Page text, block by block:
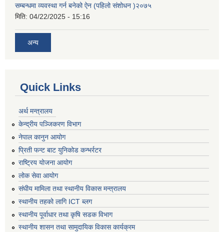
सम्बन्धमा व्यवस्था गर्न बनेको ऐन (पहिलो संशोधन )२०७५
मिति: 04/22/2025 - 15:16
अन्य
Quick Links
अर्थ मन्त्रालय
केन्द्रीय पञ्जिकरण विभाग
नेपाल कानुन आयोग
प्रिती फन्ट बाट युनिकोड कन्भर्रटर
राष्ट्रिय योजना आयोग
लोक सेवा आयोग
संघीय मामिला तथा स्थानीय विकास मन्त्रालय
स्थानीय तहको लागि ICT ब्लग
स्थानीय पूर्वाधार तथा कृषि सडक विभाग
स्थानीय शासन तथा सामुदायिक विकास कार्यक्रम